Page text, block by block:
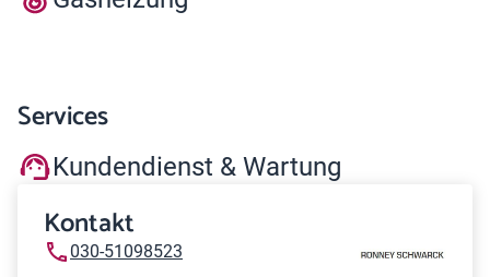
Services
Kundendienst & Wartung
Kontakt
030-51098523